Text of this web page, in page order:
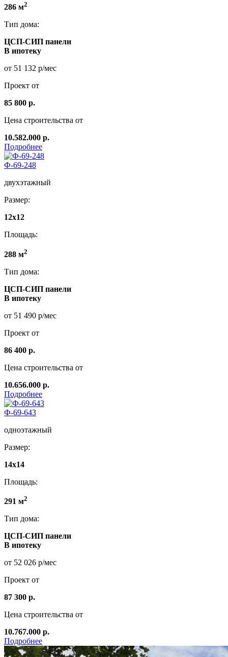
286 м2
Тип дома:
ЦСП-СИП панели
В ипотеку
от 51 132 р/мес
Проект от
85 800 р.
Цена строительства от
10.582.000 р.
Подробнее
Ф-69-248
двухэтажный
Размер:
12x12
Площадь:
288 м2
Тип дома:
ЦСП-СИП панели
В ипотеку
от 51 490 р/мес
Проект от
86 400 р.
Цена строительства от
10.656.000 р.
Подробнее
Ф-69-643
одноэтажный
Размер:
14x14
Площадь:
291 м2
Тип дома:
ЦСП-СИП панели
В ипотеку
от 52 026 р/мес
Проект от
87 300 р.
Цена строительства от
10.767.000 р.
Подробнее